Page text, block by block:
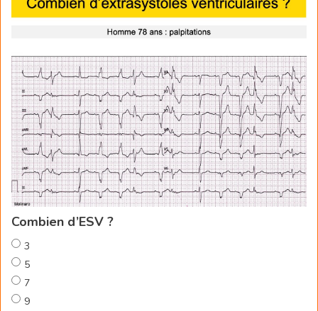
Combien d’ESV ?
3
5
7
9